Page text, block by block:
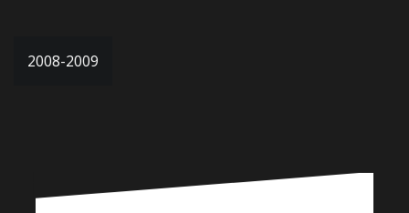
Navigation
2008-2009